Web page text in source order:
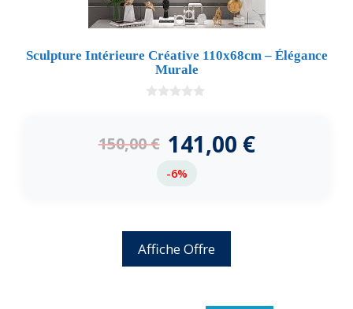
Sculpture Intérieure Créative 110x68cm – Élégance
Murale
5
150,00€ 141,00 €
-6%
Affiche Offre